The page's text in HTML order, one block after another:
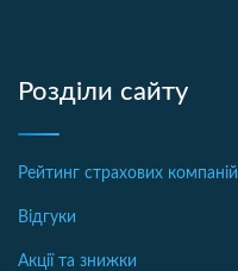
Розділи сайту
Рейтинг страхових компаній
Відгуки
Акції та знижки